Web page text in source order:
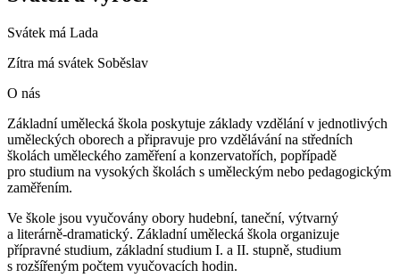
Svátek má Lada
Zítra má svátek Soběslav
O nás
Základní umělecká škola poskytuje základy vzdělání v jednotlivých
uměleckých oborech a připravuje pro vzdělávání na středních
školách uměleckého zaměření a konzervatořích, popřípadě
pro studium na vysokých školách s uměleckým nebo pedagogickým
zaměřením.
Ve škole jsou vyučovány obory hudební, taneční, výtvarný
a literárně-dramatický. Základní umělecká škola organizuje
přípravné studium, základní studium I. a II. stupně, studium
s rozšířeným počtem vyučovacích hodin.